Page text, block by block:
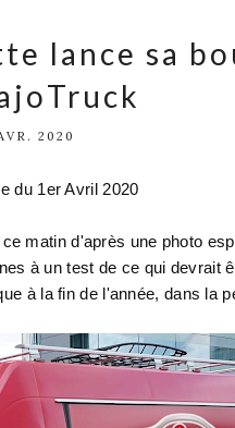
lance sa
2020
du 1er Avril 2020
matin d'après une photo
à un test de ce qui devrait
à la fin de l'année, dans la